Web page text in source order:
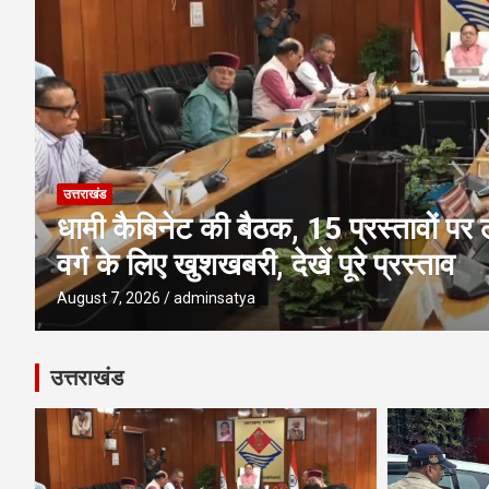
उत्तराखंड
देहरादून-मसूरी के सुनियोजित विकास को
MDDA बोर्ड बैठक में 25 महत्वपूर्ण
August 6, 2026 adminsatya
उत्तराखंड